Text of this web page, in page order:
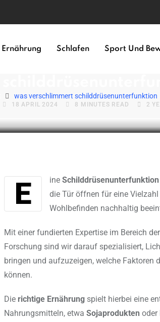
Ernährung Schlafen Sport Und
was verschlimmert schilddrüsenunterfunktion
18 APRIL 2024 8 MINUTES READ 2
Eine Schilddrüsenunterfunktion
die Tür öffnen für eine Vielzahl
Wohlbefinden nachhaltig
Mit einer fundierten Expertise im Bereich
Forschung sind wir darauf spezialisiert,
bringen und aufzuzeigen, welche Faktoren
können.
Die richtige Ernährung spielt hierbei eine
Nahrungsmitteln, etwa Sojaprodukten oder